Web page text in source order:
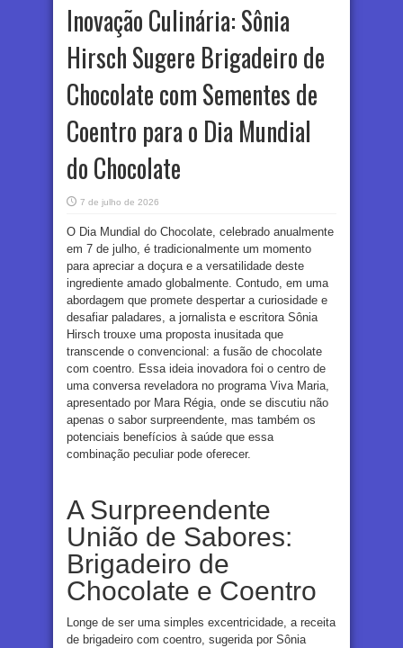
Inovação Culinária: Sônia
Hirsch Sugere Brigadeiro de
Chocolate com Sementes de
Coentro para o Dia Mundial
do Chocolate
7 de julho de 2026
O Dia Mundial do Chocolate, celebrado anualmente
em 7 de julho, é tradicionalmente um momento
para apreciar a doçura e a versatilidade deste
ingrediente amado globalmente. Contudo, em uma
abordagem que promete despertar a curiosidade e
desafiar paladares, a jornalista e escritora Sônia
Hirsch trouxe uma proposta inusitada que
transcende o convencional: a fusão de chocolate
com coentro. Essa ideia inovadora foi o centro de
uma conversa reveladora no programa Viva Maria,
apresentado por Mara Régia, onde se discutiu não
apenas o sabor surpreendente, mas também os
potenciais benefícios à saúde que essa
combinação peculiar pode oferecer.
A Surpreendente
União de Sabores:
Brigadeiro de
Chocolate e Coentro
Longe de ser uma simples excentricidade, a receita
de brigadeiro com coentro, sugerida por Sônia